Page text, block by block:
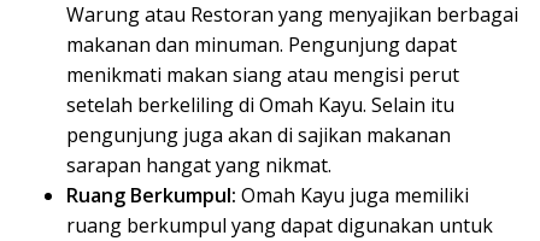
Warung atau Restoran yang menyajikan berbagai
makanan dan minuman. Pengunjung dapat
menikmati makan siang atau mengisi perut
setelah berkeliling di Omah Kayu. Selain itu
pengunjung juga akan di sajikan makanan
sarapan hangat yang nikmat.
Ruang Berkumpul: Omah Kayu juga memiliki
ruang berkumpul yang dapat digunakan untuk